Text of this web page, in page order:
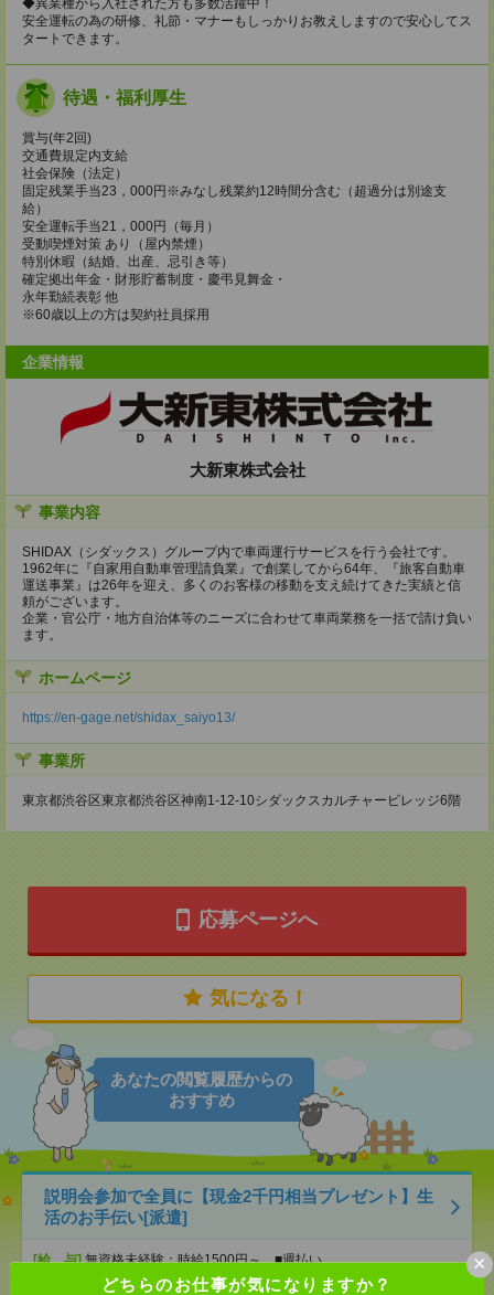
どちらのお仕事が気になりますか？
×
◆異業種から入社された方も多数活躍中！
安全運転の為の研修、礼節・マナーもしっかりお教えしますので安心してス
タートできます。
待遇・福利厚生
賞与(年2回)
交通費規定内支給
社会保険（法定）
固定残業手当23，000円※みなし残業約12時間分含む（超過分は別途支
給）
安全運転手当21，000円（毎月）
受動喫煙対策 あり（屋内禁煙）
特別休暇（結婚、出産、忌引き等）
確定拠出年金・財形貯蓄制度・慶弔見舞金・
永年勤続表彰 他
※60歳以上の方は契約社員採用
企業情報
大新東株式会社
事業内容
SHIDAX（シダックス）グループ内で車両運行サービスを行う会社です。
1962年に『自家用自動車管理請負業』で創業してから64年、『旅客自動車
運送事業』は26年を迎え、多くのお客様の移動を支え続けてきた実績と信
頼がございます。
企業・官公庁・地方自治体等のニーズに合わせて車両業務を一括で請け負い
ます。
ホームページ
https://en-gage.net/shidax_saiyo13/
事業所
東京都渋谷区東京都渋谷区神南1-12-10シダックスカルチャービレッジ6階
応募ページへ
気になる！
あなたの閲覧履歴からの
おすすめ
説明会参加で全員に【現金2千円相当プレゼント】生
活のお手伝い[派遣]
[給 与]無資格未経験：時給1500円～ ■週払い
OK ■扶養内OK ■日収1万2000円以上